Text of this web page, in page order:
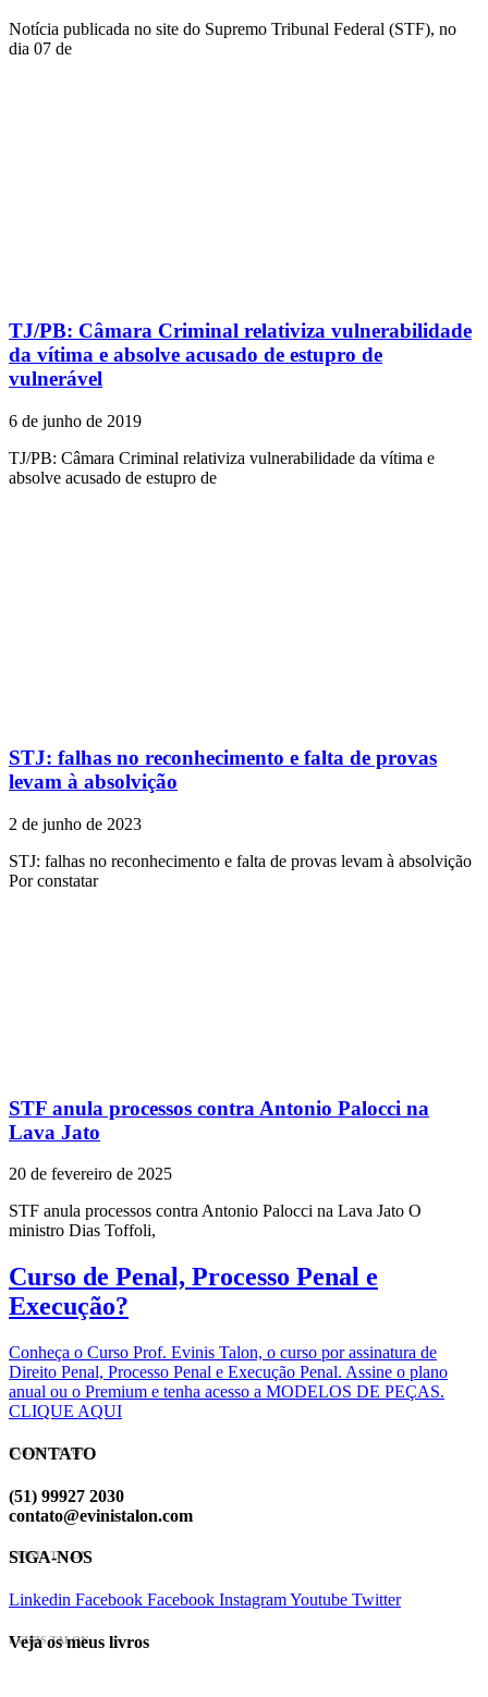
Notícia publicada no site do Supremo Tribunal Federal (STF), no
dia 07 de
TJ/PB: Câmara Criminal relativiza vulnerabilidade
da vítima e absolve acusado de estupro de
vulnerável
6 de junho de 2019
TJ/PB: Câmara Criminal relativiza vulnerabilidade da vítima e
absolve acusado de estupro de
STJ: falhas no reconhecimento e falta de provas
levam à absolvição
2 de junho de 2023
STJ: falhas no reconhecimento e falta de provas levam à absolvição ​
Por constatar
STF anula processos contra Antonio Palocci na
Lava Jato
20 de fevereiro de 2025
STF anula processos contra Antonio Palocci na Lava Jato O
ministro Dias Toffoli,
Curso de Penal, Processo Penal e
Execução?
Conheça o Curso Prof. Evinis Talon, o curso por assinatura de
Direito Penal, Processo Penal e Execução Penal. Assine o plano
anual ou o Premium e tenha acesso a MODELOS DE PEÇAS.
CLIQUE AQUI
EVINIS TALON
CONTATO
(51) 99927 2030
contato@evinistalon.com
EVINIS TALON
SIGA-NOS
Linkedin Facebook Facebook InstagramYoutube Twitter
EVINIS TALON
Veja os meus livros